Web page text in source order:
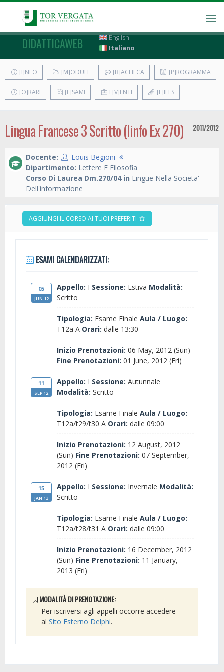
DIDATTICAWEB
English
Italiano
[I]NFO [M]ODULI [B]ACHECA [P]ROGRAMMA
[O]RARI [E]SAMI E[V]ENTI [F]ILES
Lingua Francese 3 Scritto (linfo Ex 270) 2011/2012
Docente:
Louis Begioni
Dipartimento: Lettere E Filosofia
Corso Di Laurea Dm.270/04 in Lingue Nella Societa'
Dell'informazione
AGGIUNGI IL CORSO AI TUOI PREFERITI
ESAMI CALENDARIZZATI:
05
JUN 12
Appello: I Sessione: Estiva Modalità:
Scritto
Tipologia: Esame Finale Aula / Luogo:
T12a A Orari: dalle 13:30
Inizio Prenotazioni: 06 May, 2012 (Sun)
Fine Prenotazioni: 01 June, 2012 (Fri)
11
SEP 12
Appello: I Sessione: Autunnale
Modalità: Scritto
Tipologia: Esame Finale Aula / Luogo:
T12a/t29/t30 A Orari: dalle 09:00
Inizio Prenotazioni: 12 August, 2012
(Sun) Fine Prenotazioni: 07 September,
2012 (Fri)
15
JAN 13
Appello: I Sessione: Invernale Modalità:
Scritto
Tipologia: Esame Finale Aula / Luogo:
T12a/t28/t31 A Orari: dalle 09:00
Inizio Prenotazioni: 16 December, 2012
(Sun) Fine Prenotazioni: 11 January,
2013 (Fri)
MODALITÀ DI PRENOTAZIONE:
Per iscriversi agli appelli occorre accedere
al Sito Esterno Delphi.